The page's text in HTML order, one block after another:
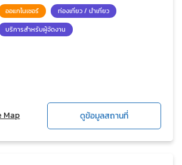
ออแกไนเซอร์
ท่องเที่ยว / นำเที่ยว
บริการสำหรับผู้จัดงาน
Map ดูข้อมูลสถานที่